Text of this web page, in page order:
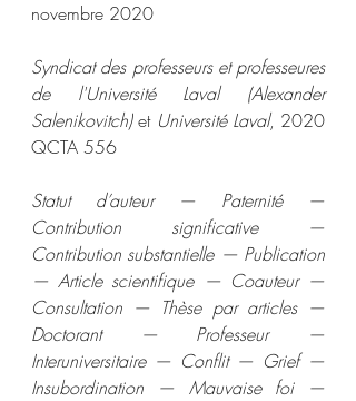
novembre 2020
Syndicat des professeurs et professeures
de l'Université Laval (Alexander
Salenikovitch) et Université Laval, 2020
QCTA 556
Statut d’auteur — Paternité —
Contribution significative —
Contribution substantielle — Publication
— Article scientifique — Coauteur —
Consultation — Thèse par articles —
Doctorant — Professeur —
Interuniversitaire — Conflit — Grief —
Insubordination — Mauvaise foi —